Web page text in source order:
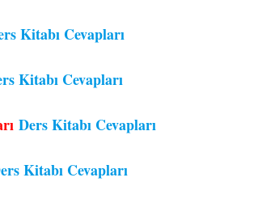
Kitabı Cevapları
Kitabı Cevapları
Ders Kitabı Cevapları
Kitabı Cevapları